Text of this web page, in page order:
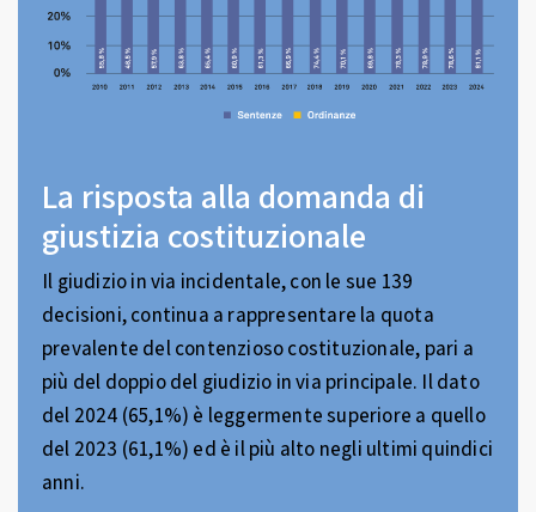
La risposta alla domanda di
giustizia costituzionale
Il giudizio in via incidentale, con le sue 139
decisioni, continua a rappresentare la quota
prevalente del contenzioso costituzionale, pari a
più del doppio del giudizio in via principale. Il dato
del 2024 (65,1%) è leggermente superiore a quello
del 2023 (61,1%) ed è il più alto negli ultimi quindici
anni.